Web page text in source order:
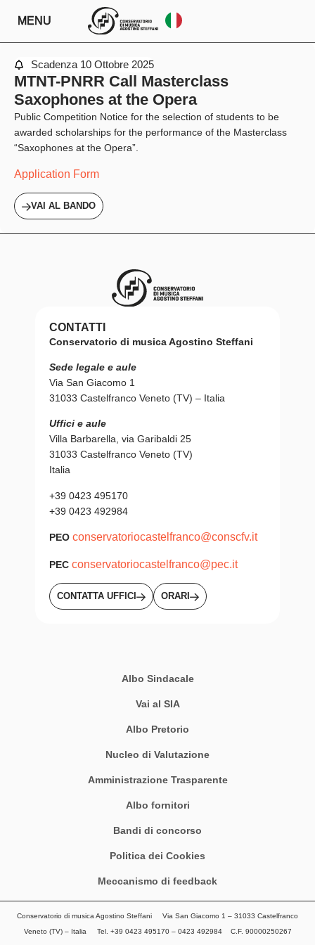
MENU
Scadenza 10 Ottobre 2025
MTNT-PNRR Call Masterclass
Saxophones at the Opera
Public Competition Notice for the selection of students to be
awarded scholarships for the performance of the Masterclass
“Saxophones at the Opera”.
Application Form
VAI AL BANDO
CONTATTI
Conservatorio di musica Agostino Steffani
Sede legale e aule
Via San Giacomo 1
31033 Castelfranco Veneto (TV) – Italia
Uffici e aule
Villa Barbarella, via Garibaldi 25
31033 Castelfranco Veneto (TV)
Italia
+39 0423 495170
+39 0423 492984
PEO conservatoriocastelfranco@conscfv.it
PEC conservatoriocastelfranco@pec.it
CONTATTA UFFICI ORARI
Albo Sindacale
Vai al SIA
Albo Pretorio
Nucleo di Valutazione
Amministrazione Trasparente
Albo fornitori
Bandi di concorso
Politica dei Cookies
Meccanismo di feedback
Conservatorio di musica Agostino Steffani Via San Giacomo 1 – 31033 Castelfranco
Veneto (TV) – Italia Tel. +39 0423 495170 – 0423 492984 C.F. 90000250267